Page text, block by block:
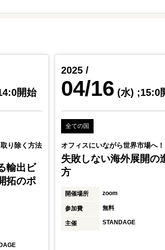
開始
り除く方法
輸出ビ
拓のポ
2025 /
04/16 (水) ;15:0
全ての国
オフィスにいながら世界市場へ！
失敗しない海外展開の
方
開催場所 zoom
参加費 無料
主催 STANDAGE